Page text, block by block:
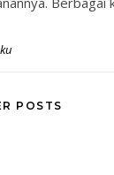
POSTS